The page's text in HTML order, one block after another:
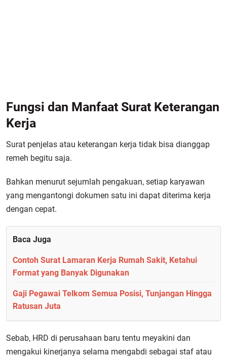
Fungsi dan Manfaat Surat Keterangan
Kerja
Surat penjelas atau keterangan kerja tidak bisa dianggap
remeh begitu saja.
Bahkan menurut sejumlah pengakuan, setiap karyawan
yang mengantongi dokumen satu ini dapat diterima kerja
dengan cepat.
Baca Juga
Contoh Surat Lamaran Kerja Rumah Sakit, Ketahui
Format yang Banyak Digunakan
Gaji Pegawai Telkom Semua Posisi, Tunjangan Hingga
Ratusan Juta
Sebab, HRD di perusahaan baru tentu meyakini dan
mengakui kinerjanya selama mengabdi sebagai staf atau